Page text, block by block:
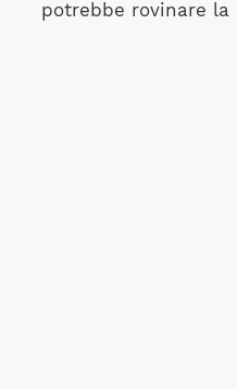
potrebbe rovinare